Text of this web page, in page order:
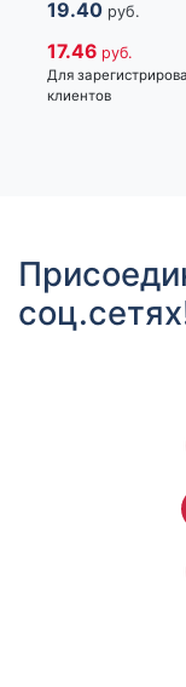
номер 781,
Импортер: Частное торговое унитарное предприятие
«Книжный Клуб»,
обл., Минский р-
фруктовый
URAL LAB
19.40 руб.
17.46 руб.
Для
клиентов